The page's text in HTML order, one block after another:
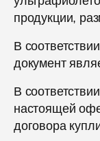
продукции,
В
документ
В
настоящей
договора